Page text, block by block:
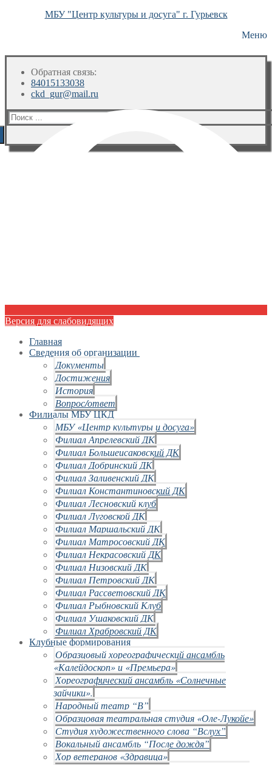
МБУ "Центр культуры и досуга" г. Гурьевск
Меню
Обратная связь:
84015133038
ckd_gur@mail.ru
Искать:
Версия для слабовидящих
Главная
Сведения об организации
Документы
Достижения
История
Вопрос/ответ
Филиалы МБУ ЦКД
МБУ «Центр культуры и досуга»
Филиал Апрелевский ДК
Филиал Большеисаковский ДК
Филиал Добринский ДК
Филиал Заливенский ДК
Филиал Константиновский ДК
Филиал Лесновский клуб
Филиал Луговской ДК
Филиал Маршальский ДК
Филиал Матросовский ДК
Филиал Некрасовский ДК
Филиал Низовский ДК
Филиал Петровский ДК
Филиал Рассветовский ДК
Филиал Рыбновский Клуб
Филиал Ушаковский ДК
Филиал Храбровский ДК
Клубные формирования
Образцовый хореографический ансамбль
«Калейдоскоп» и «Премьера»
Хореографический ансамбль «Солнечные
зайчики».
Народный театр “В”
Образцовая театральная студия «Оле-Лукойе»
Студия художественного слова “Вслух”
Вокальный ансамбль “После дождя”
Хор ветеранов «Здравица»